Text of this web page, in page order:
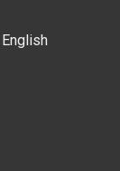
English